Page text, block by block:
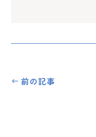
前の記事